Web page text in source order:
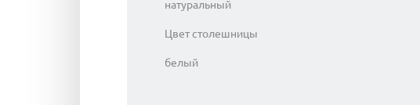
натуральный
Цвет столешницы
белый